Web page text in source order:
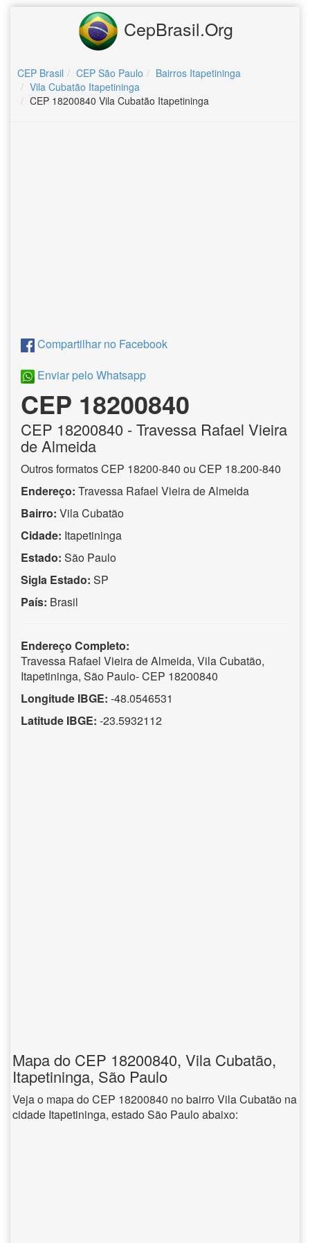
CepBrasil.Org
CEP Brasil CEP São Paulo
Bairros Itapetininga
Vila Cubatão Itapetininga
CEP 18200840 Vila Cubatão Itapetininga
Compartilhar no Facebook
Enviar pelo Whatsapp
CEP 18200840
CEP 18200840 - Travessa Rafael Vieira
de Almeida
Outros formatos CEP 18200-840 ou CEP 18.200-840
Endereço: Travessa Rafael Vieira de Almeida
Bairro: Vila Cubatão
Cidade: Itapetininga
Estado: São Paulo
Sigla Estado: SP
País: Brasil
Endereço Completo:
Travessa Rafael Vieira de Almeida, Vila Cubatão,
Itapetininga, São Paulo- CEP 18200840
Longitude IBGE: -48.0546531
Latitude IBGE: -23.5932112
Mapa do CEP 18200840, Vila Cubatão,
Itapetininga, São Paulo
Veja o mapa do CEP 18200840 no bairro Vila Cubatão na
cidade Itapetininga, estado São Paulo abaixo: